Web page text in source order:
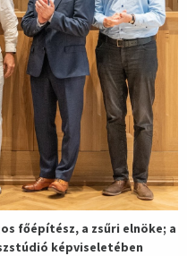
főépítész, a zsűri elnöke; a
képviseletében